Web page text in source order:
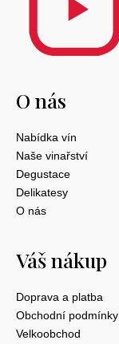
O nás
Nabídka vín
Naše vinařství
Degustace
Delikatesy
O nás
Váš nákup
Doprava a platba
Obchodní podmínky
Velkoobchod